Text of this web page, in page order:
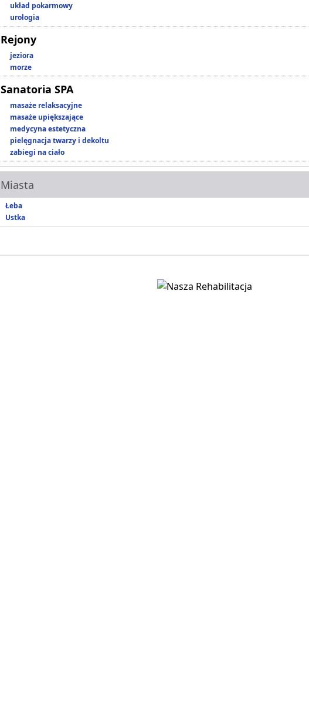
układ pokarmowy
urologia
Rejony
jeziora
morze
Sanatoria SPA
masaże relaksacyjne
masaże upiększające
medycyna estetyczna
pielęgnacja twarzy i dekoltu
zabiegi na ciało
Miasta
Łeba
Ustka